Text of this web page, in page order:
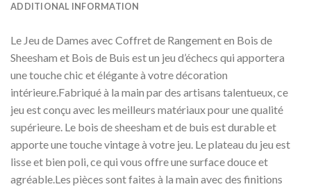
ADDITIONAL INFORMATION
Le Jeu de Dames avec Coffret de Rangement en Bois de
Sheesham et Bois de Buis est un jeu d’échecs qui apportera
une touche chic et élégante à votre décoration
intérieure.Fabriqué à la main par des artisans talentueux, ce
jeu est conçu avec les meilleurs matériaux pour une qualité
supérieure. Le bois de sheesham et de buis est durable et
apporte une touche vintage à votre jeu. Le plateau du jeu est
lisse et bien poli, ce qui vous offre une surface douce et
agréable.Les pièces sont faites à la main avec des finitions